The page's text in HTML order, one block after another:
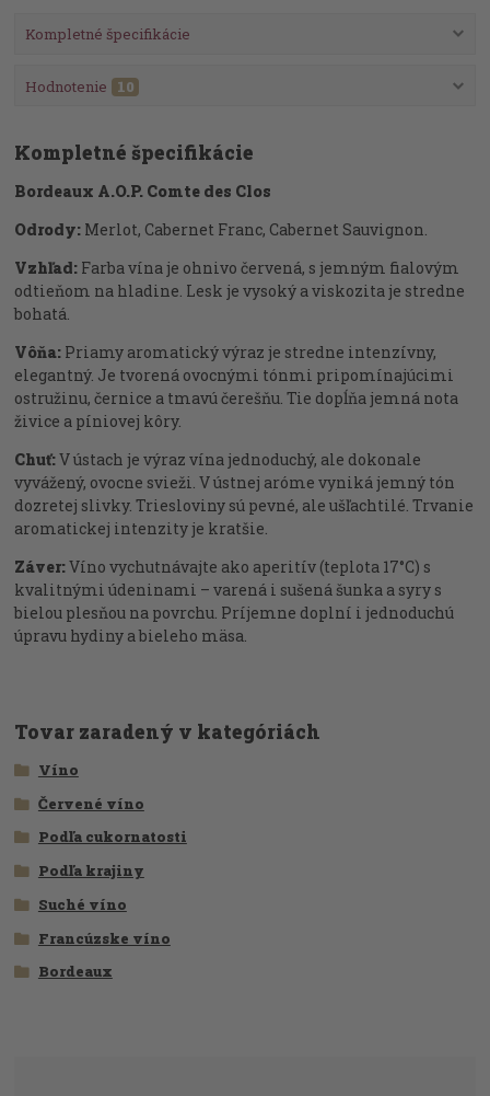
Kompletné špecifikácie
Hodnotenie 10
Kompletné špecifikácie
Bordeaux A.O.P. Comte des Clos
Odrody: Merlot, Cabernet Franc, Cabernet Sauvignon.
Vzhľad: Farba vína je ohnivo červená, s jemným fialovým
odtieňom na hladine. Lesk je vysoký a viskozita je stredne
bohatá.
Vôňa: Priamy aromatický výraz je stredne intenzívny,
elegantný. Je tvorená ovocnými tónmi pripomínajúcimi
ostružinu, černice a tmavú čerešňu. Tie dopĺňa jemná nota
živice a píniovej kôry.
Chuť:V ústach je výraz vína jednoduchý, ale dokonale
vyvážený, ovocne svieži. V ústnej aróme vyniká jemný tón
dozretej slivky. Triesloviny sú pevné, ale ušľachtilé. Trvanie
aromatickej intenzity je kratšie.
Záver:Víno vychutnávajte ako aperitív (teplota 17°C) s
kvalitnými údeninami – varená i sušená šunka a syry s
bielou plesňou na povrchu. Príjemne doplní i jednoduchú
úpravu hydiny a bieleho mäsa.
Tovar zaradený v kategóriách
Víno
Červené víno
Podľa cukornatosti
Podľa krajiny
Suché víno
Francúzske víno
Bordeaux